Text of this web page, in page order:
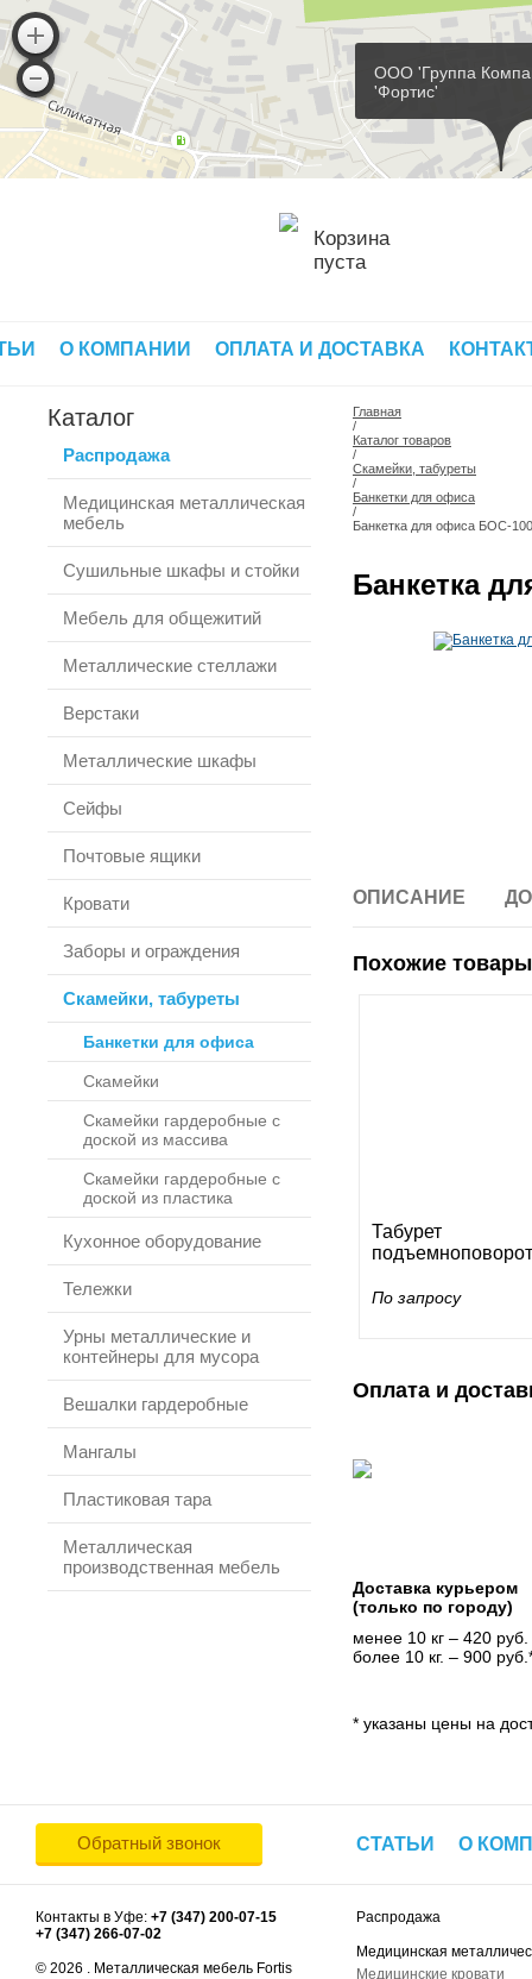
ООО 'Группа
'Фортис'
Корзина
пуста
О КОМПАНИИ ОПЛАТА И ДОСТАВКА
Каталог
Распродажа
Медицинская металлическая
мебель
Сушильные шкафы и стойки
Мебель для общежитий
Металлические стеллажи
Верстаки
Металлические шкафы
Сейфы
Почтовые ящики
Кровати
Заборы и ограждения
Скамейки, табуреты
Банкетки для офиса
Скамейки
Скамейки гардеробные с
доской из массива
Скамейки гардеробные с
доской из пластика
Кухонное оборудование
Тележки
Урны металлические и
контейнеры для мусора
Вешалки гардеробные
Мангалы
Пластиковая тара
Металлическая
производственная мебель
Главная
/
Каталог товаров
/
Скамейки, табуреты
/
Банкетки для офиса
/
Банкетка для офиса БОС-
Банкетка
ОПИСАНИЕ
Похожие
Табурет
По запросу
Оплата и
Доставка курьером
(только по городу)
менее 10 кг – 420 руб.
более 10 кг. – 900
* указаны цены на
Обратный звонок СТАТЬИ О
Контакты в Уфе: +7 (347) 200-07-15
+7 (347) 266-07-02
© 2026 . Металлическая мебель Fortis
Распродажа
Медицинская
Медицинские кровати